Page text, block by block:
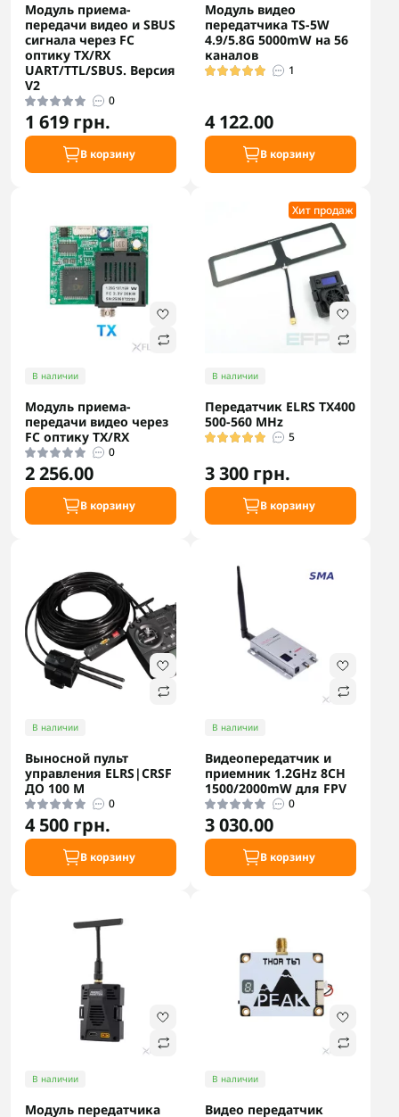
Модуль приема-
передачи видео и SBUS
сигнала через FC
оптику TX/RX
UART/TTL/SBUS. Версия
V2
0
1 619 грн.
В корзину
Модуль видео
передатчика TS-5W
4.9/5.8G 5000mW на 56
каналов
1
4 122.00
В корзину
В наличии
Модуль приема-
передачи видео через
FC оптику TX/RX
0
2 256.00
В корзину
Хит продаж
В наличии
Передатчик ELRS TX400
500-560 MHz
5
3 300 грн.
В корзину
В наличии
Выносной пульт
управления ELRS|CRSF
ДО 100 М
0
4 500 грн.
В корзину
В наличии
Видеопередатчик и
приемник 1.2GHz 8CH
1500/2000mW для FPV
0
3 030.00
В корзину
В наличии
Модуль передатчика
В наличии
Видео передатчик